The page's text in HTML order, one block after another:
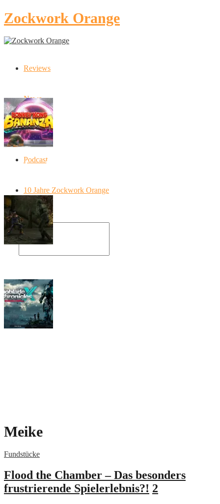
Zockwork Orange
Reviews
News
Artikel
Podcast
10 Jahre Zockwork Orange
Donkey Kong Bananza: “Ich mache alles
Meike
Fundstücke
Flood the Chamber – Das besonders
frustrierende Spielerlebnis?! 2